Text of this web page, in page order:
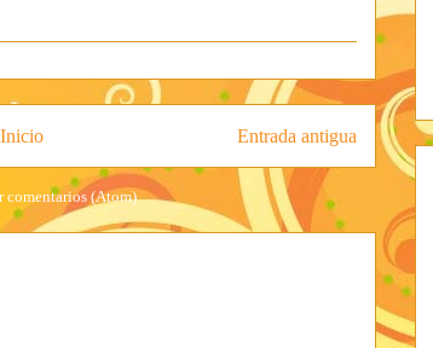
Entrada antigua
Inicio
comentarios (Atom)